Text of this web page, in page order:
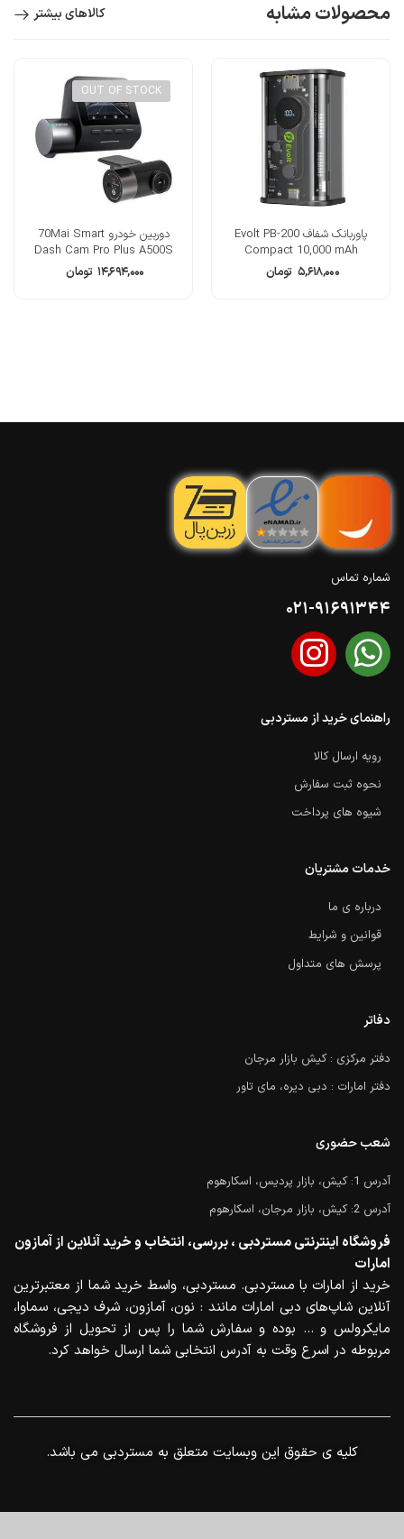
محصولات مشابه کالاهای بیشتر
پاوربانک شفاف Evolt PB-200
Compact 10,000 mAh
۵,۶۱۸,۰۰۰ تومان
OUT OF STOCK
دوربین خودرو 70Mai Smart
Dash Cam Pro Plus A500S
۱۴,۶۹۴,۰۰۰ تومان
شماره تماس
021-91691344
راهنمای خرید از مستردبی
رویه ارسال کالا
نحوه ثبت سفارش
شیوه های پرداخت
خدمات مشتریان
درباره ی ما
قوانین و شرایط
پرسش های متداول
دفاتر
دفتر مرکزی : کیش بازار مرجان
دفتر امارات : دبی دیره، مای تاور
شعب حضوری
آدرس 1: کیش، بازار پردیس، اسکارهوم
آدرس 2: کیش، بازار مرجان، اسکارهوم
فروشگاه اینترنتی مستردبی ، بررسی، انتخاب و خرید آنلاین از آمازون
امارات
خرید از امارات با مستردبی. مستردبی، واسط خرید شما از معتبرترین
آنلاین شاپ‌های دبی امارات مانند : نون، آمازون، شرف دیجی، سماوا،
مایکرولس و … بوده و سفارش شما را پس از تحویل از فروشگاه
مربوطه در اسرع وقت به آدرس انتخابی شما ارسال خواهد کرد.
.کلیه ی حقوق این وبسایت متعلق به مستردبی می باشد